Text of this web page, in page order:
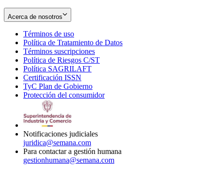
Acerca de nosotros
Términos de uso
in
new
window
Política de Tratamiento de Datos
Términos suscripciones
in
Política de Riesgos C/ST
Política SAGRILAFT
new
window
Certificación ISSN
in
new
TyC Plan de Gobierno
in
Protección del consumidorOpens
Notificaciones judiciales
juridica@semana.com
Para contactar a gestión humana
gestionhumana@semana.com